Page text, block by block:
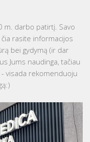
m. darbo patirtį. Savo
rasite informacijos
bei gydymą (ir dar
Jums naudinga, tačiau
visada rekomenduoju